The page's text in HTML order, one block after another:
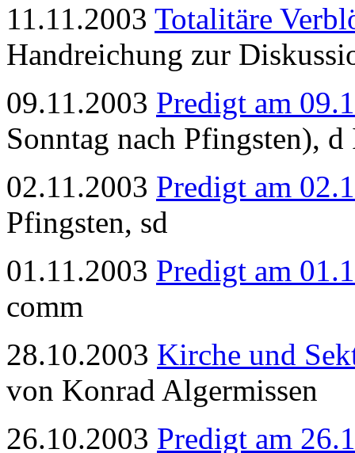
11.11.2003 Totalitäre
Handreichung zur
09.11.2003 Predigt am
Sonntag nach Pfingsten),
02.11.2003 Predigt am
Pfingsten, sd
01.11.2003 Predigt am
comm
28.10.2003 Kirche und
von Konrad Algermissen
26.10.2003 Predigt am